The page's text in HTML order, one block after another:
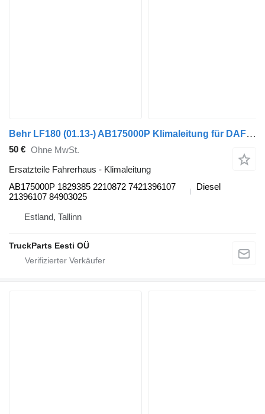
Behr LF180 (01.13-) AB175000P Klimaleitung für DAF LF45, LF55, LF180, CF65, CF75, CF85 (2001-) Sattelzugmaschine
50 € Ohne MwSt.
Ersatzteile Fahrerhaus - Klimaleitung
AB175000P 1829385 2210872 7421396107
21396107 84903025
Diesel
Estland, Tallinn
TruckParts Eesti OÜ